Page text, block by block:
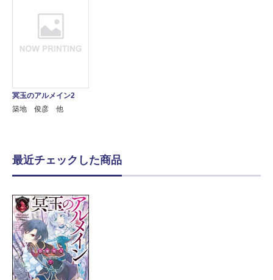
冥玉のアルメイン2
築地 俊彦 他
最近チェックした商品